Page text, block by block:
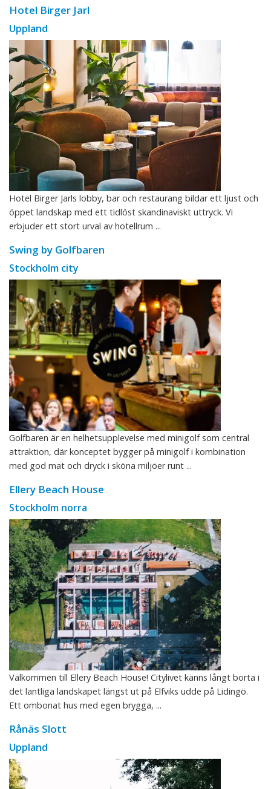
Hotel Birger Jarl
Uppland
Hotel Birger Jarls lobby, bar och restaurang bildar ett ljust och
öppet landskap med ett tidlöst skandinaviskt uttryck. Vi
erbjuder ett stort urval av hotellrum ...
Swing by Golfbaren
Stockholm city
Golfbaren är en helhetsupplevelse med minigolf som central
attraktion, där konceptet bygger på minigolf i kombination
med god mat och dryck i sköna miljöer runt ...
Ellery Beach House
Stockholm norra
Välkommen till Ellery Beach House! Citylivet känns långt borta i
det lantliga landskapet längst ut på Elfviks udde på Lidingö.
Ett ombonat hus med egen brygga, ...
Rånäs Slott
Uppland